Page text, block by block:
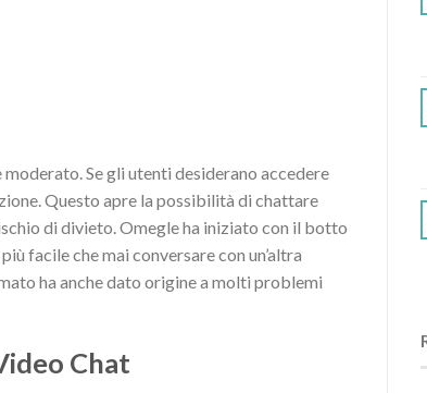
Se gli utenti desiderano accedere
Questo apre la possibilità di chattare
di divieto. Omegle ha iniziato con il botto
facile che mai conversare con un’altra
ha anche dato origine a molti problemi
Chat